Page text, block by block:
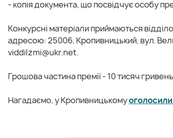
- копія документа, що посвідчує особу
Конкурсні матеріали приймаються
адресою: 25006, Кропивницький, вул.
viddilzmi@ukr.net.
Грошова частина премії - 10 тисяч
Нагадаємо, у Кропивницькомуоголосили